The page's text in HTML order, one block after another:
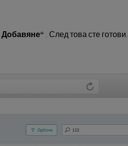
Добавяне“ . След това сте готови.